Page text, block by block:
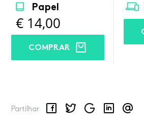
Papel
€ 14,00
COMPRAR
Partilhar
FacebookTwitterGoogle LinkedInEmail